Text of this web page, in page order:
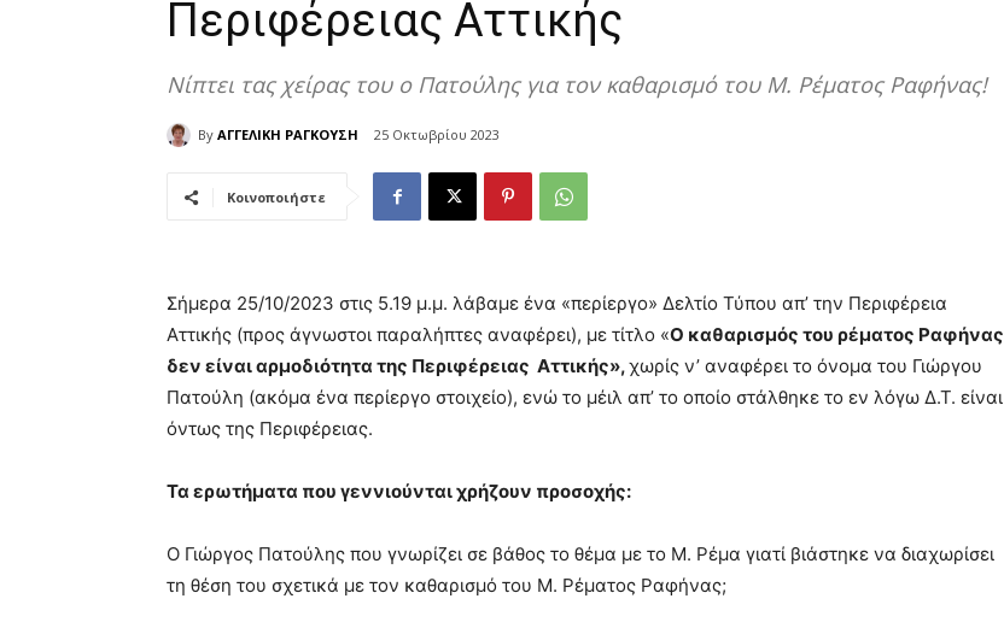
Περιφέρειας Αττικής
Νίπτει τας χείρας του ο Πατούλης για τον καθαρισμό του Μ. Ρέματος Ραφήνας!
By ΑΓΓΕΛΙΚΗ ΡΑΓΚΟΥΣΗ 25 Οκτωβρίου 2023
Κοινοποιήστε
Σήμερα 25/10/2023 στις 5.19 μ.μ. λάβαμε ένα «περίεργο» Δελτίο Τύπου απ’ την Περιφέρεια
Αττικής (προς άγνωστοι παραλήπτες αναφέρει), με τίτλο «Ο καθαρισμός του ρέματος Ραφήνας
δεν είναι αρμοδιότητα της Περιφέρειας Αττικής»,χωρίς ν’ αναφέρει το όνομα του Γιώργου
Πατούλη (ακόμα ένα περίεργο στοιχείο), ενώ το μέιλ απ’ το οποίο στάλθηκε το εν λόγω Δ.Τ. είναι
όντως της Περιφέρειας.
Τα ερωτήματα που γεννιούνται χρήζουν προσοχής:
Ο Γιώργος Πατούλης που γνωρίζει σε βάθος το θέμα με το Μ. Ρέμα γιατί βιάστηκε να διαχωρίσει
τη θέση του σχετικά με τον καθαρισμό του Μ. Ρέματος Ραφήνας;